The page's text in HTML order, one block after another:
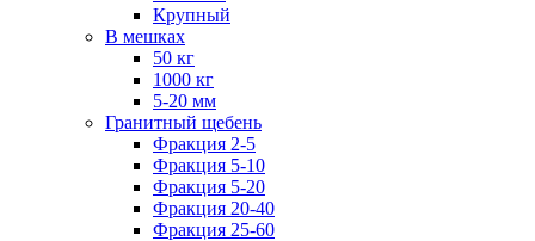
Крупный
В мешках
50 кг
1000 кг
5-20 мм
Гранитный щебень
Фракция 2-5
Фракция 5-10
Фракция 5-20
Фракция 20-40
Фракция 25-60